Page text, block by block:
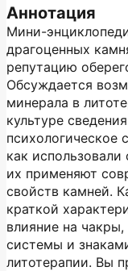
Аннотация
Мини-
драгоценных
репутацию
Обсуждается
минерала в
культуре
психологическое
как
их применяют
свойств камней.
краткой
влияние на
системы и
литотерапии. Вы